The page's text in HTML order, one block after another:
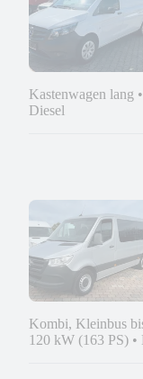
Kastenwagen lang •
Diesel
Kombi, Kleinbus
120 kW (163 PS) •